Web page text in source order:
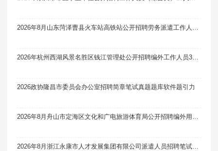
2026政协隆昌市委员会办公室招聘简章笔试真题题库软件题引力